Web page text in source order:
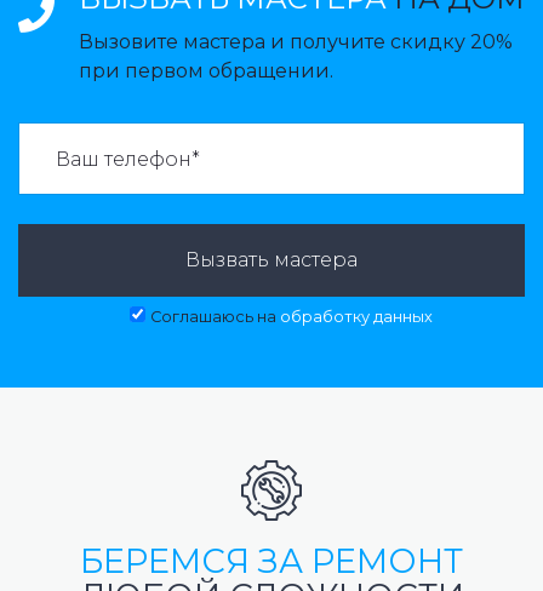
Вызовите мастера и получите скидку 20%
при первом обращении.
Вызвать мастера
Соглашаюсь на обработку данных
БЕРЕМСЯ ЗА РЕМОНТ